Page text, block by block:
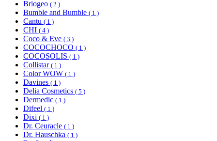
Briogeo ( 2 )
Bumble and Bumble ( 1 )
Cantu ( 1 )
CHI ( 4 )
Coco & Eve ( 3 )
COCOCHOCO ( 1 )
COCOSOLIS ( 1 )
Collistar ( 1 )
Color WOW ( 1 )
Davines ( 1 )
Delia Cosmetics ( 5 )
Dermedic ( 1 )
Difeel ( 1 )
Dixi ( 1 )
Dr. Ceuracle ( 1 )
Dr. Hauschka ( 1 )